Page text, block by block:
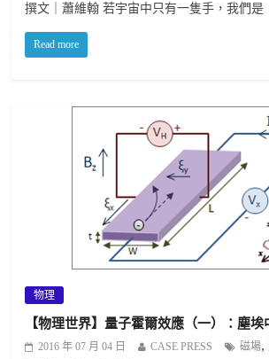
撰文｜蕭維翰 若宇宙中只有一隻手，我們是
Read more
物理
【物理世界】量子霍爾效應（一）：塵
2016 年 07 月 04 日 CASE PRESS 磁場,